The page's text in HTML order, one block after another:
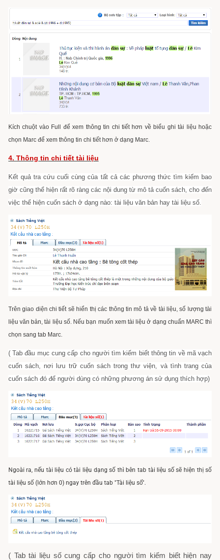
Kích chuột vào Full để xem thông tin chi tiết hơn về biểu ghi tài liệu hoặc
chọn Marc để xem thông tin chi tiết hơn ở dạng Marc.
4. Thông tin chi tiết tài liệu
Kết quả tra cứu cuối cùng của tất cả các phương thức tìm kiếm bao
giờ cũng thể hiện rất rõ ràng các nội dung từ mô tả cuốn sách, cho đến
việc thể hiện cuốn sách ở dạng nào: tài liệu văn bản hay tài liệu số.
Trên giao diện chi tiết sẽ hiển thị các thông tin mô tả về tài liệu, số lượng tài
liệu văn bản, tài liệu số. Nếu bạn muốn xem tài liệu ở dạng chuẩn MARC thì
chọn sang tab Marc.
( Tab đầu mục cung cấp cho người tìm kiếm biết thông tin về mã vạch
cuốn sách, nơi lưu trữ cuốn sách trong thư viện, và tình trang của
cuốn sách đó để người dùng có những phương án sử dụng thích hợp)
Ngoài ra, nếu tài liệu có tài liệu dạng số thì bên tab tài liệu số sẽ hiện thị số
tài liệu số (lớn hơn 0) ngay trên đầu tab "Tài liệu số".
( Tab tài liệu số cung cấp cho người tìm kiếm biết hiện nay